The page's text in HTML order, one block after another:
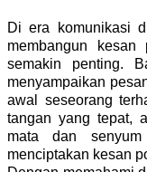
Di era komunikasi
membangun kesan
semakin penting.
menyampaikan
awal seseorang
tangan yang tepat,
mata dan
menciptakan kesan